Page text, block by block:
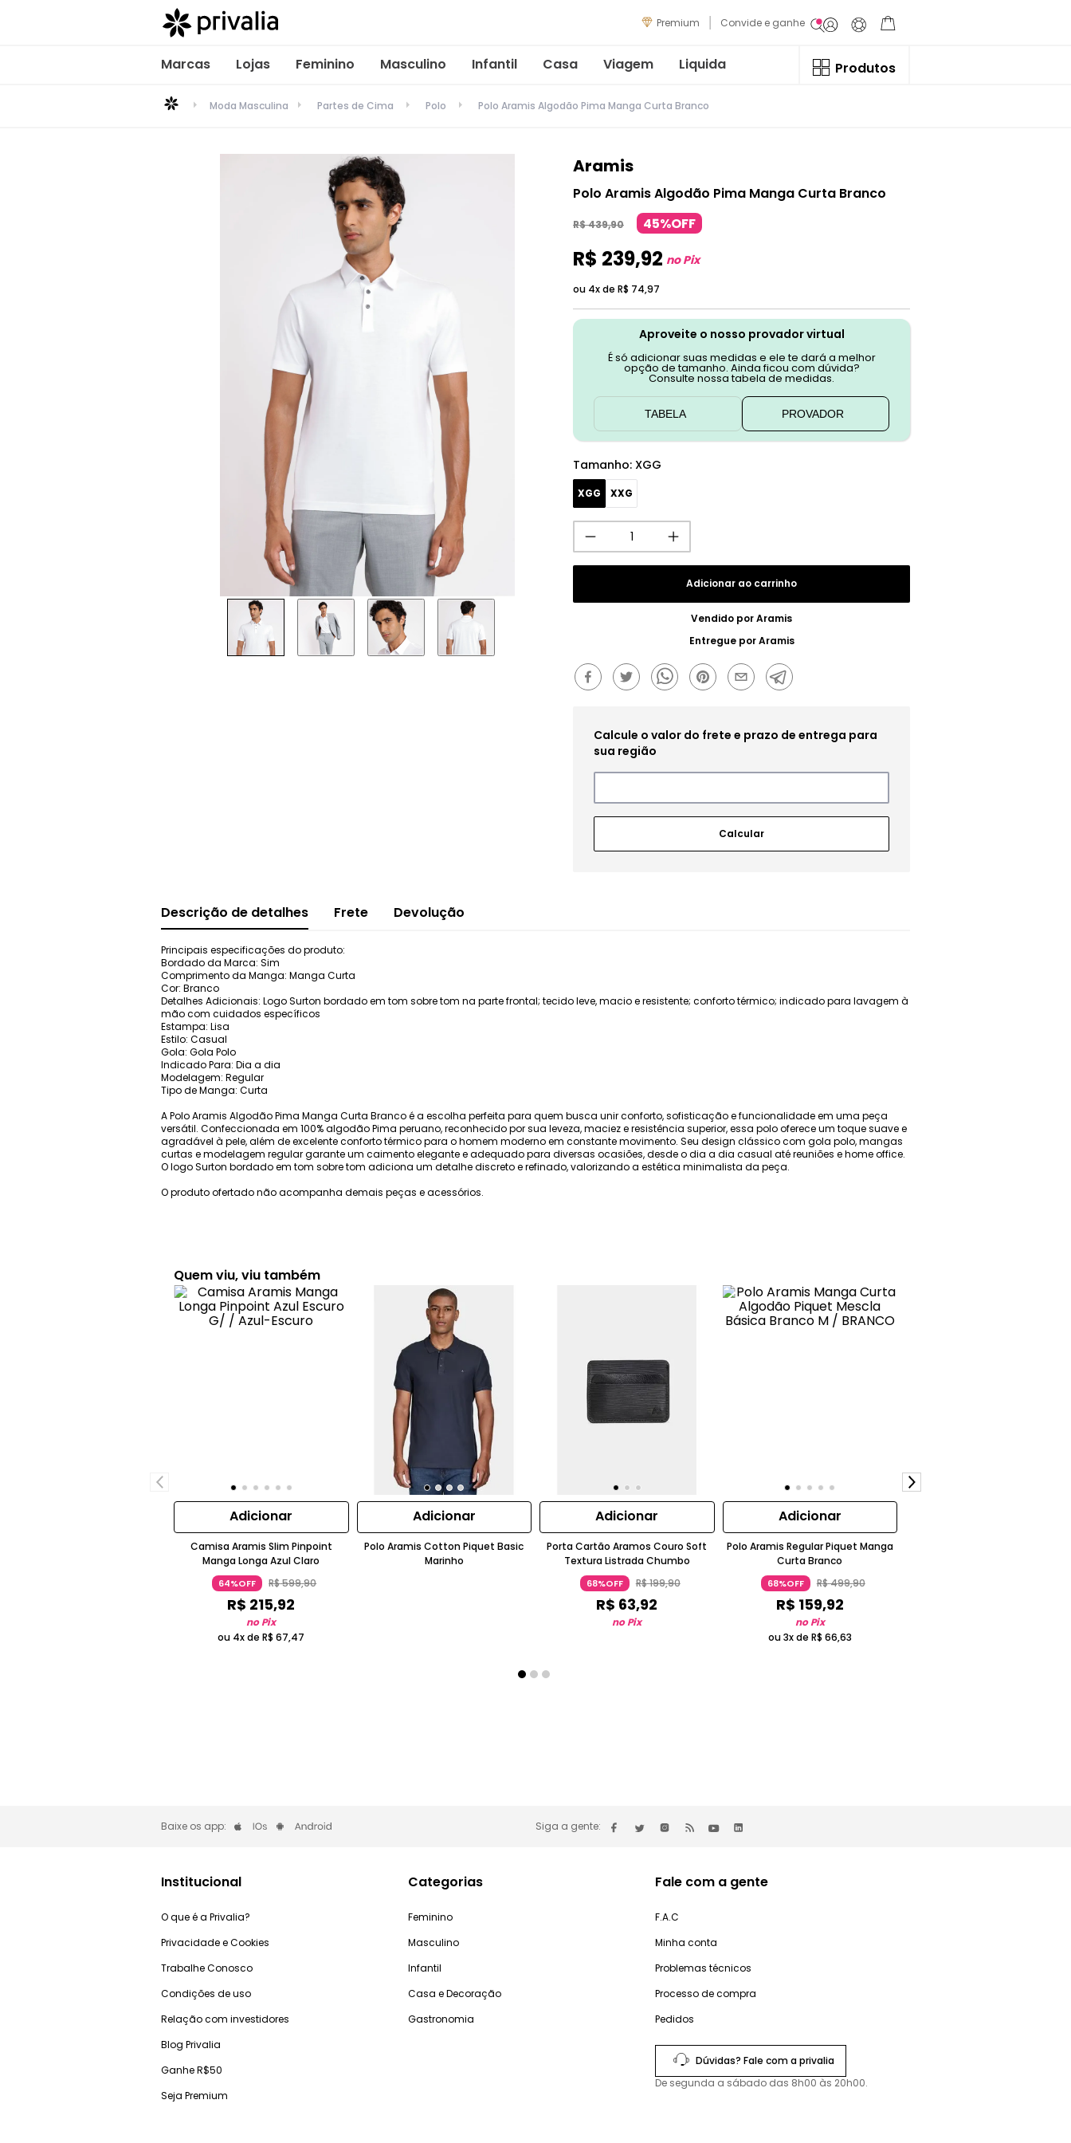
Premium Convide e ganhe
Marcas Lojas Feminino Masculino Infantil Casa Viagem Liquida Produtos
Moda Masculina Partes de Cima Polo Polo Aramis Algodão Pima Manga Curta Branco
Aramis
Polo Aramis Algodão Pima Manga Curta Branco
R$439,90 45%OFF
R$ 239,92 no Pix
ou 4x de R$ 74,97
Aproveite o nosso provador virtual
É só adicionar suas medidas e ele te dará a melhor
opção de tamanho. Ainda ficou com dúvida?
Consulte nossa tabela de medidas.
PROVADOR
TABELA
Tamanho: XGG
XGG XXG
Adicionar ao carrinho
Vendido porAramis
Entregue porAramis
Descrição de detalhes Frete Devolução
Principais especificações do produto:
Bordado da Marca: Sim
Comprimento da Manga: Manga Curta
Cor: Branco
Detalhes Adicionais: Logo Surton bordado em tom sobre tom na parte frontal; tecido leve, macio e resistente; conforto térmico; indicado para lavagem à
mão com cuidados específicos
Estampa: Lisa
Estilo: Casual
Gola: Gola Polo
Indicado Para: Dia a dia
Modelagem: Regular
Tipo de Manga: Curta
A Polo Aramis Algodão Pima Manga Curta Branco é a escolha perfeita para quem busca unir conforto, sofisticação e funcionalidade em uma peça
versátil. Confeccionada em 100% algodão Pima peruano, reconhecido por sua leveza, maciez e resistência superior, essa polo oferece um toque suave e
agradável à pele, além de excelente conforto térmico para o homem moderno em constante movimento. Seu design clássico com gola polo, mangas
curtas e modelagem regular garante um caimento elegante e adequado para diversas ocasiões, desde o dia a dia casual até reuniões e home office.
O logo Surton bordado em tom sobre tom adiciona um detalhe discreto e refinado, valorizando a estética minimalista da peça.
O produto ofertado não acompanha demais peças e acessórios.
Quem viu, viu também
Adicionar
Camisa Aramis Slim Pinpoint
Manga Longa Azul Claro
64%OFF R$599,90
R$ 215,92
no Pix
ou 4x deR$ 67,47
Adicionar
Polo Aramis Cotton Piquet Basic
Marinho
Adicionar
Porta Cartão Aramos Couro Soft
Textura Listrada Chumbo
68%OFF R$199,90
R$ 63,92
no Pix
Adicionar
Polo Aramis Regular Piquet Manga
Curta Branco
68%OFF R$499,90
R$ 159,92
no Pix
ou 3x de R$ 66,63
Baixe os app: Siga a gente:
Institucional
O que é a Privalia?
Privacidade e Cookies
Trabalhe Conosco
Condições de uso
Relação com investidores
Blog Privalia
Ganhe R$50
Seja Premium
Categorias
Feminino
Masculino
Infantil
Casa e Decoração
Gastronomia
Fale com a gente
F.A.C
Minha conta
Problemas técnicos
Processo de compra
Pedidos
Dúvidas? Fale com a privalia
De segunda a sábado das 8h00 às 20h00.